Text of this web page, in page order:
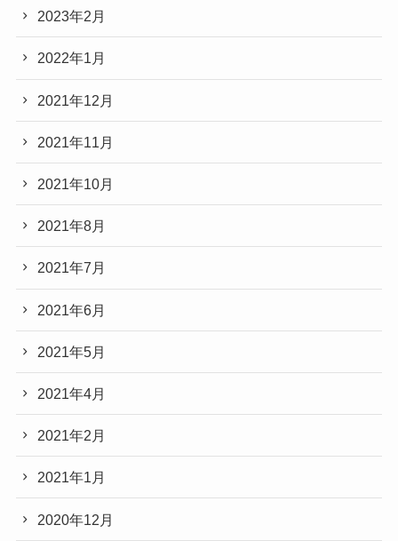
2023年2月
2022年1月
2021年12月
2021年11月
2021年10月
2021年8月
2021年7月
2021年6月
2021年5月
2021年4月
2021年2月
2021年1月
2020年12月